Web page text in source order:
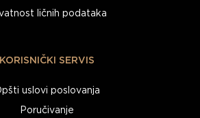
ličnih podataka
KORISNIČKI SERVIS
uslovi poslovanja
Poručivanje